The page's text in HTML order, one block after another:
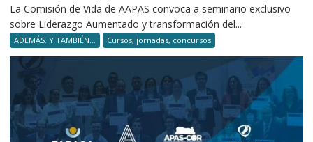
La Comisión de Vida de AAPAS convoca a seminario exclusivo
sobre Liderazgo Aumentado y transformación del...
ADEMÁS. Y TAMBIÉN... Cursos, jornadas, concursos